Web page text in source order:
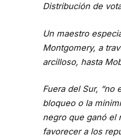
Distribución de
Un maestro
Montgomery, a
arcilloso, hasta
Fuera del Sur, “no
bloqueo o la
negro que ganó el
favorecer a los